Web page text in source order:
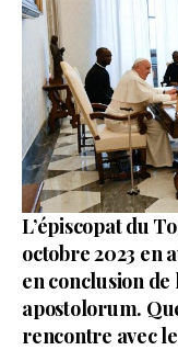
L’épiscopat du
octobre 2023 en
en conclusion
apostolorum.
rencontre avec